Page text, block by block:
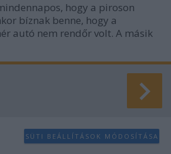
hogy a piroson
bíznak benne, hogy a
autó nem rendőr volt. A másik
SÜTI BEÁLLÍTÁSOK MÓDOSÍTÁSA